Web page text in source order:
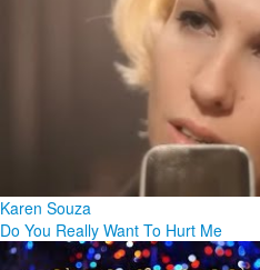
Karen Souza
Do You Really Want To Hurt Me